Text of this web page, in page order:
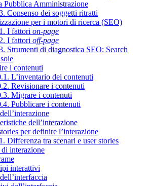
Pubblica Amministrazione
Consenso dei soggetti ritratti
per i motori di ricerca (SEO)
I fattori on-page
I fattori off-page
Strumenti di diagnostica SEO: Search
i contenuti
L’inventario dei contenuti
Revisionare i contenuti
Migrare i contenuti
Pubblicare i contenuti
dell’interazione
per definire l’interazione
Differenza tra scenari e user stories
interazione
interattivi